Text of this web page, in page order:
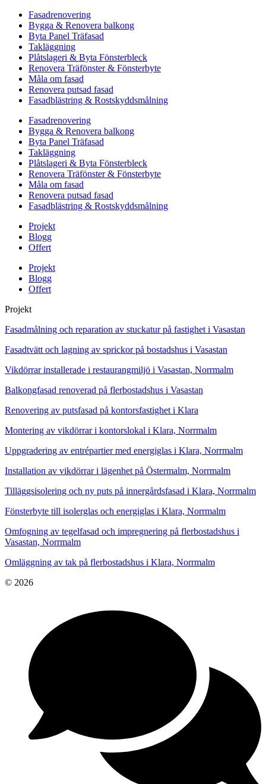
Fasadrenovering
Bygga & Renovera balkong
Byta Panel Träfasad
Takläggning
Plåtslageri & Byta Fönsterbleck
Renovera Träfönster & Fönsterbyte
Måla om fasad
Renovera putsad fasad
Fasadblästring & Rostskyddsmålning
Fasadrenovering
Bygga & Renovera balkong
Byta Panel Träfasad
Takläggning
Plåtslageri & Byta Fönsterbleck
Renovera Träfönster & Fönsterbyte
Måla om fasad
Renovera putsad fasad
Fasadblästring & Rostskyddsmålning
Projekt
Blogg
Offert
Projekt
Blogg
Offert
Projekt
Fasadmålning och reparation av stuckatur på fastighet i Vasastan
Fasadtvätt och lagning av sprickor på bostadshus i Vasastan
Vikdörrar installerade i restaurangmiljö i Vasastan, Norrmalm
Balkongfasad renoverad på flerbostadshus i Vasastan
Renovering av putsfasad på kontorsfastighet i Klara
Montering av vikdörrar i kontorslokal i Klara, Norrmalm
Uppgradering av entrépartier med energiglas i Klara, Norrmalm
Installation av vikdörrar i lägenhet på Östermalm, Norrmalm
Tilläggsisolering och ny puts på innergårdsfasad i Klara, Norrmalm
Fönsterbyte till isolerglas och energiglas i Klara, Norrmalm
Omfogning av tegelfasad och impregnering på flerbostadshus i
Vasastan, Norrmalm
Omläggning av tak på flerbostadshus i Klara, Norrmalm
© 2026